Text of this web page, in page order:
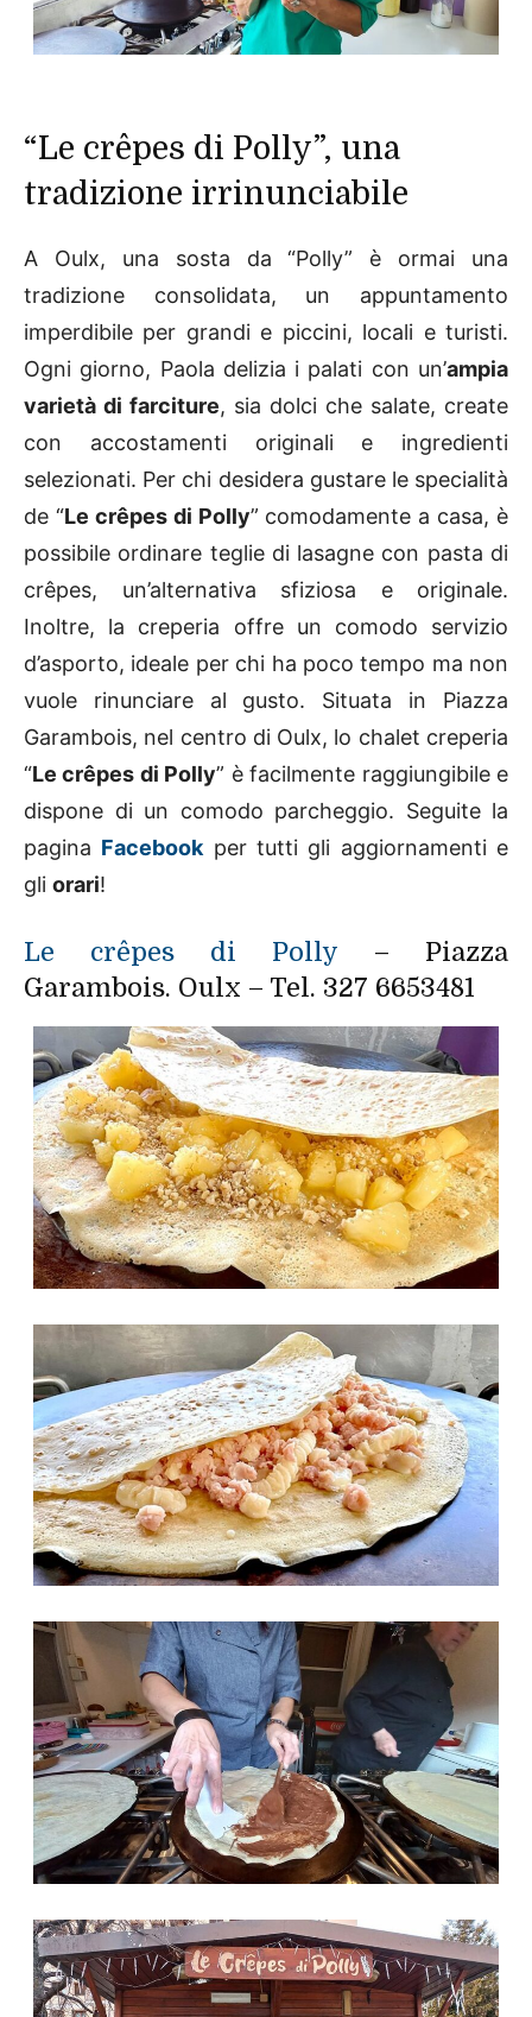
“Le crêpes di Polly”, una
tradizione irrinunciabile
A Oulx, una sosta da “Polly” è ormai una
tradizione consolidata, un appuntamento
imperdibile per grandi e piccini, locali e turisti.
Ogni giorno, Paola delizia i palati con un’ampia
varietà di farciture, sia dolci che salate, create
con accostamenti originali e ingredienti
selezionati. Per chi desidera gustare le specialità
de “Le crêpes di Polly” comodamente a casa, è
possibile ordinare teglie di lasagne con pasta di
crêpes, un’alternativa sfiziosa e originale.
Inoltre, la creperia offre un comodo servizio
d’asporto, ideale per chi ha poco tempo ma non
vuole rinunciare al gusto. Situata in Piazza
Garambois, nel centro di Oulx, lo chalet creperia
“Le crêpes di Polly” è facilmente raggiungibile e
dispone di un comodo parcheggio. Seguite la
pagina Facebook per tutti gli aggiornamenti e
gli orari!
Le crêpes di Polly – Piazza
Garambois. Oulx – Tel. 327 6653481